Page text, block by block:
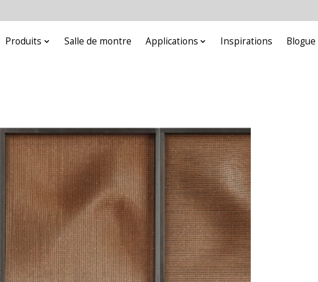
Produits Salle de montre Applications Inspirations Blogue
Items